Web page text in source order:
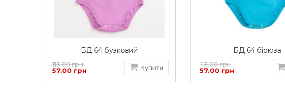
БД 64 бузковий
113.00 грн
57.00 грн
Купити
БД 64 бірюза
113.00 грн
57.00 грн